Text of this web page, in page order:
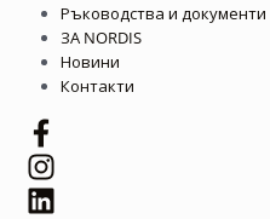
Ръководства и документи
ЗА NORDIS
Новини
Контакти